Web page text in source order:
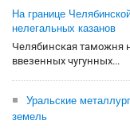
На границе
нелегальных казанов
Челябинская таможня
ввезенных чугунных...
Уральские
земель